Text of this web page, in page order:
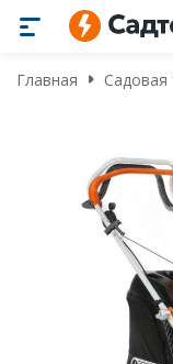
Главная Садовая